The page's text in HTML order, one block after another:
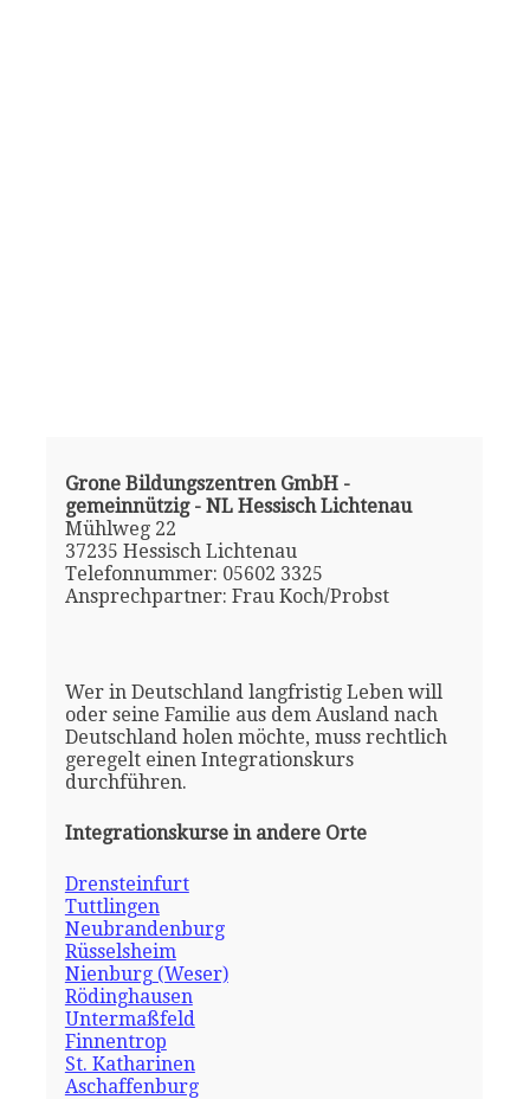
Grone Bildungszentren GmbH -
gemeinnützig - NL Hessisch Lichtenau
Mühlweg 22
37235 Hessisch Lichtenau
Telefonnummer: 05602 3325
Ansprechpartner: Frau Koch/Probst
Wer in Deutschland langfristig Leben will
oder seine Familie aus dem Ausland nach
Deutschland holen möchte, muss rechtlich
geregelt einen Integrationskurs
durchführen.
Integrationskurse in andere Orte
Drensteinfurt
Tuttlingen
Neubrandenburg
Rüsselsheim
Nienburg (Weser)
Rödinghausen
Untermaßfeld
Finnentrop
St. Katharinen
Aschaffenburg